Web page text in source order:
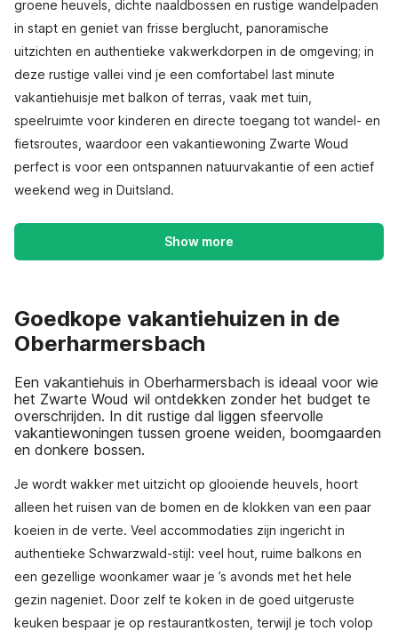
groene heuvels, dichte naaldbossen en rustige wandelpaden
in stapt en geniet van frisse berglucht, panoramische
uitzichten en authentieke vakwerkdorpen in de omgeving; in
deze rustige vallei vind je een comfortabel last minute
vakantiehuisje met balkon of terras, vaak met tuin,
speelruimte voor kinderen en directe toegang tot wandel- en
fietsroutes, waardoor een vakantiewoning Zwarte Woud
perfect is voor een ontspannen natuurvakantie of een actief
weekend weg in Duitsland.
Show more
Goedkope vakantiehuizen in de
Oberharmersbach
Een vakantiehuis in Oberharmersbach is ideaal voor wie
het Zwarte Woud wil ontdekken zonder het budget te
overschrijden. In dit rustige dal liggen sfeervolle
vakantiewoningen tussen groene weiden, boomgaarden
en donkere bossen.
Je wordt wakker met uitzicht op glooiende heuvels, hoort
alleen het ruisen van de bomen en de klokken van een paar
koeien in de verte. Veel accommodaties zijn ingericht in
authentieke Schwarzwald-stijl: veel hout, ruime balkons en
een gezellige woonkamer waar je ’s avonds met het hele
gezin nageniet. Door zelf te koken in de goed uitgeruste
keuken bespaar je op restaurantkosten, terwijl je toch volop